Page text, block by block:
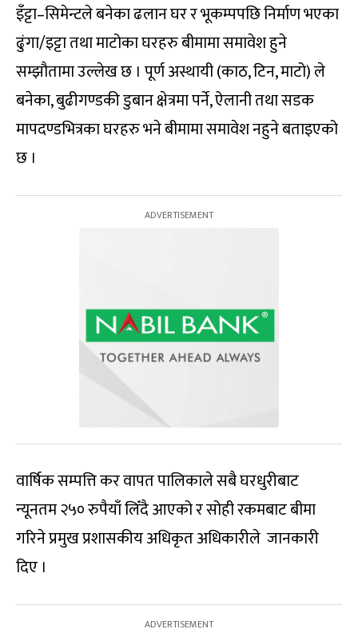
इँट्टा–सिमेन्टले बनेका ढलान घर र भूकम्पपछि निर्माण भएका
ढुंगा/इट्टा तथा माटोका घरहरु बीमामा समावेश हुने
सम्झौतामा उल्लेख छ । पूर्ण अस्थायी (काठ, टिन, माटो) ले
बनेका, बुढीगण्डकी डुबान क्षेत्रमा पर्ने, ऐलानी तथा सडक
मापदण्डभित्रका घरहरु भने बीमामा समावेश नहुने बताइएको
छ ।
वार्षिक सम्पत्ति कर वापत पालिकाले सबै घरधुरीबाट
न्यूनतम २५० रुपैयाँ लिँदै आएको र सोही रकमबाट बीमा
गरिने प्रमुख प्रशासकीय अधिकृत अधिकारीले जानकारी
दिए ।